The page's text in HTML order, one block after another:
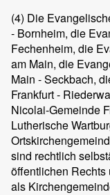
(4) Die
- Bornheim, die
Fechenheim, die
am Main, die
Main - Seckbach,
Frankfurt -
Nicolai-Gemeinde
Lutherische
sind rechtlich
öffentlichen Rechts
als